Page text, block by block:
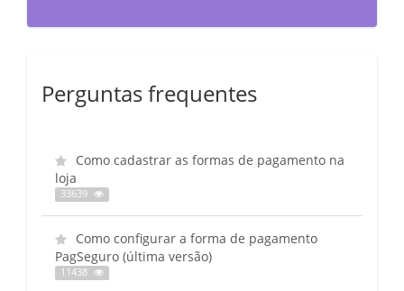
Perguntas frequentes
Como cadastrar as formas de pagamento na
loja
33639
Como configurar a forma de pagamento
PagSeguro (última versão)
11438